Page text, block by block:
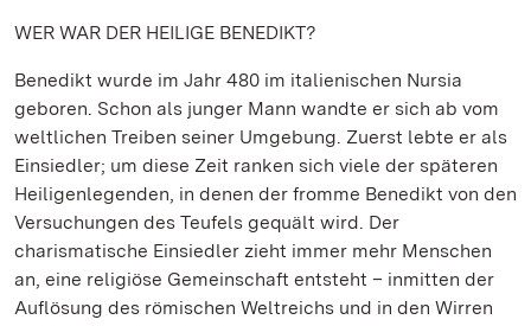
WER WAR DER HEILIGE BENEDIKT?
Benedikt wurde im Jahr 480 im italienischen Nursia
geboren. Schon als junger Mann wandte er sich ab vom
weltlichen Treiben seiner Umgebung. Zuerst lebte er als
Einsiedler; um diese Zeit ranken sich viele der späteren
Heiligenlegenden, in denen der fromme Benedikt von den
Versuchungen des Teufels gequält wird. Der
charismatische Einsiedler zieht immer mehr Menschen
an, eine religiöse Gemeinschaft entsteht – inmitten der
Auflösung des römischen Weltreichs und in den Wirren